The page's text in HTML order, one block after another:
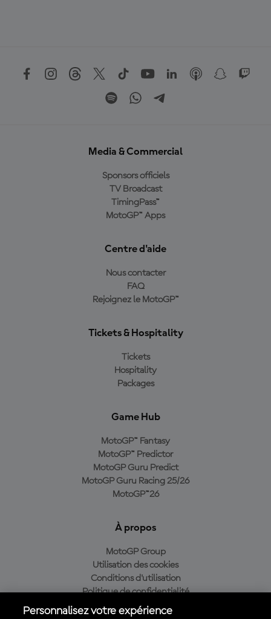
Media & Commercial
Sponsors officiels
TV Broadcast
TimingPass™
MotoGP™ Apps
Centre d'aide
Nous contacter
FAQ
Rejoignez le MotoGP™
Tickets & Hospitality
Tickets
Hospitality
Packages
Game Hub
MotoGP™ Fantasy
MotoGP™ Predictor
MotoGP Guru Predict
MotoGP Guru Racing 25/26
MotoGP™26
À propos
MotoGP Group
Utilisation des cookies
Conditions d'utilisation
Politique de confidentialité
Politique d’achat
Personnalisez votre expérience